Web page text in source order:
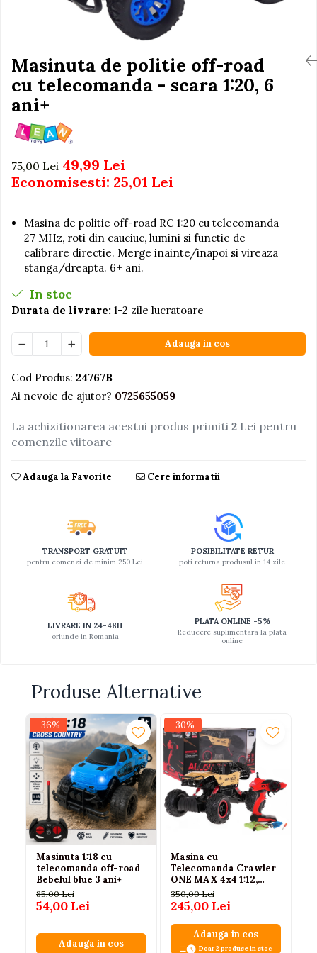
Caluti balansoar
Interactive, educative si
muzicale
Ateliere si unelte
Blocuri de constructie
Covorase de dans
De plus
Electrocasnice si bucatarii
Fotolii gonflabile
Jocuri de indemanare
Jocuri sportive
Jucarii educative din lemn
Motociclete
Muzica si instrumente
Pistoale
Plastilina
Proiectoare
Saltelute si centre de activitati
Seturi de rufe
Trenulete
Vehicule de constructii
Ingrijire cosmetica mamici
Perioada Sarcinii
Pompe de san
Sisteme De Purtare
Masinuta de politie off-road
cu telecomanda - scara 1:20, 6
ani+
75,00 Lei 49,99 Lei
Economisesti: 25,01 Lei
Masina de politie off-road RC 1:20 cu telecomanda
27 MHz, roti din cauciuc, lumini si functie de
calibrare directie. Merge inainte/inapoi si vireaza
stanga/dreapta. 6+ ani.
In stoc
Durata de livrare: 1-2 zile lucratoare
Adauga in cos
Cod Produs: 24767B
Ai nevoie de ajutor? 0725655059
La achizitionarea acestui produs primiti 2 Lei pentru
comenzile viitoare
Adauga la Favorite Cere informatii
TRANSPORT GRATUIT
pentru comenzi de minim 250 Lei
POSIBILITATE RETUR
poti returna produsul in 14 zile
LIVRARE IN 24-48H
oriunde in Romania
PLATA ONLINE -5%
Reducere suplimentara la plata
online
Produse Alternative
-36%
Masinuta 1:18 cu
telecomanda off-road
Bebelul blue 3 ani+
85,00 Lei
54,00 Lei
Adauga in cos
-30%
Masina cu
Telecomanda Crawler
ONE MAX 4x4 1:12,
Caroserie Metalica,
Suspensie cu Arcuri,
Roti din Cauciuc,
2.4GHz, Auriu, 6 Ani+
350,00 Lei
245,00 Lei
Adauga in cos
Doar 2 produse in stoc